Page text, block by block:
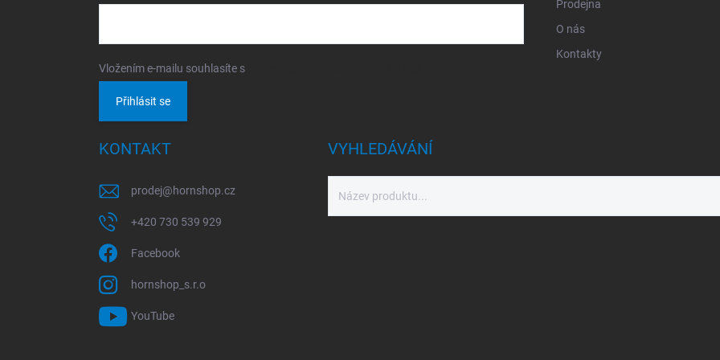
Vložením e-mailu souhlasíte s
Přihlásit se
Prodejna
O nás
Kontakty
KONTAKT
prodej@hornshop.cz
+420 730 539 929
Facebook
hornshop_s.r.o
YouTube
VYHLEDÁVÁNÍ